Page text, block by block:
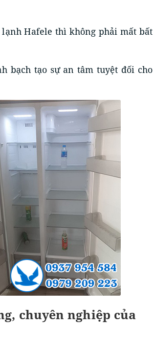
Hafele thì không phải mất bất
bạch tạo sự an tâm tuyệt đối cho
chuyên nghiệp của